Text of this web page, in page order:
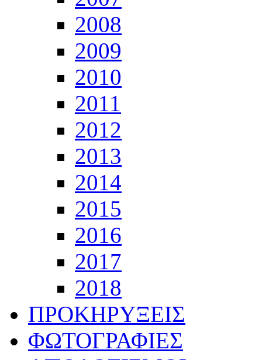
2008
2009
2010
2011
2012
2013
2014
2015
2016
2017
2018
ΠΡΟΚΗΡΥΞΕΙΣ
ΦΩΤΟΓΡΑΦΙΕΣ